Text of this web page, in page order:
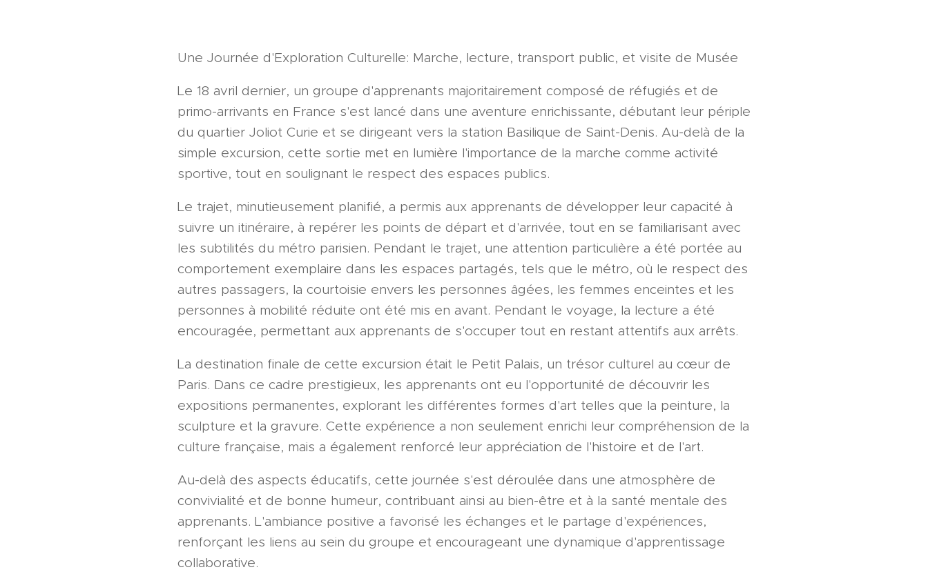
Une Journée d'Exploration Culturelle: Marche, lecture, transport public, et visite de Musée
Le 18 avril dernier, un groupe d'apprenants majoritairement composé de réfugiés et de
primo-arrivants en France s'est lancé dans une aventure enrichissante, débutant leur périple
du quartier Joliot Curie et se dirigeant vers la station Basilique de Saint-Denis. Au-delà de la
simple excursion, cette sortie met en lumière l'importance de la marche comme activité
sportive, tout en soulignant le respect des espaces publics.
Le trajet, minutieusement planifié, a permis aux apprenants de développer leur capacité à
suivre un itinéraire, à repérer les points de départ et d'arrivée, tout en se familiarisant avec
les subtilités du métro parisien. Pendant le trajet, une attention particulière a été portée au
comportement exemplaire dans les espaces partagés, tels que le métro, où le respect des
autres passagers, la courtoisie envers les personnes âgées, les femmes enceintes et les
personnes à mobilité réduite ont été mis en avant. Pendant le voyage, la lecture a été
encouragée, permettant aux apprenants de s'occuper tout en restant attentifs aux arrêts.
La destination finale de cette excursion était le Petit Palais, un trésor culturel au cœur de
Paris. Dans ce cadre prestigieux, les apprenants ont eu l'opportunité de découvrir les
expositions permanentes, explorant les différentes formes d'art telles que la peinture, la
sculpture et la gravure. Cette expérience a non seulement enrichi leur compréhension de la
culture française, mais a également renforcé leur appréciation de l'histoire et de l'art.
Au-delà des aspects éducatifs, cette journée s'est déroulée dans une atmosphère de
convivialité et de bonne humeur, contribuant ainsi au bien-être et à la santé mentale des
apprenants. L'ambiance positive a favorisé les échanges et le partage d'expériences,
renforçant les liens au sein du groupe et encourageant une dynamique d'apprentissage
collaborative.